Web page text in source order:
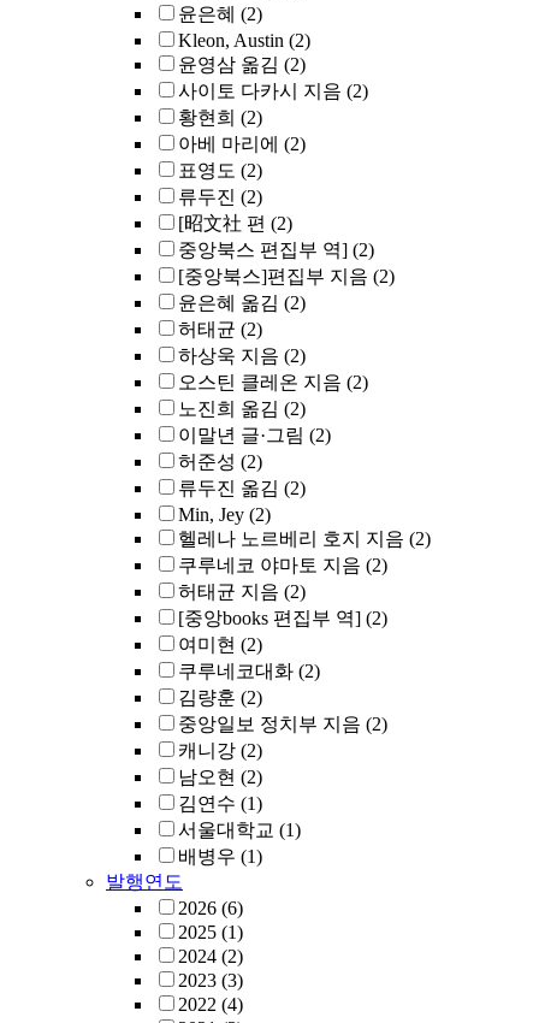
윤은혜 (2)
Kleon, Austin (2)
윤영삼 옮김 (2)
사이토 다카시 지음 (2)
황현희 (2)
아베 마리에 (2)
표영도 (2)
류두진 (2)
[昭文社 편 (2)
중앙북스 편집부 역] (2)
[중앙북스]편집부 지음 (2)
윤은혜 옮김 (2)
허태균 (2)
하상욱 지음 (2)
오스틴 클레온 지음 (2)
노진희 옮김 (2)
이말년 글·그림 (2)
허준성 (2)
류두진 옮김 (2)
Min, Jey (2)
헬레나 노르베리 호지 지음 (2)
쿠루네코 야마토 지음 (2)
허태균 지음 (2)
[중앙books 편집부 역] (2)
여미현 (2)
쿠루네코대화 (2)
김량훈 (2)
중앙일보 정치부 지음 (2)
캐니강 (2)
남오현 (2)
김연수 (1)
서울대학교 (1)
배병우 (1)
발행연도
2026 (6)
2025 (1)
2024 (2)
2023 (3)
2022 (4)